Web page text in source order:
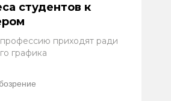
студентов к
приходят ради
графика